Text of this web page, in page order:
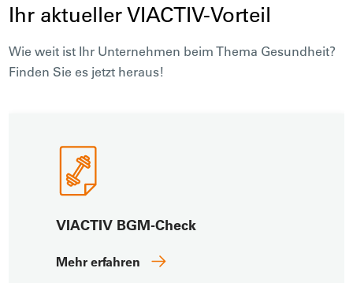
Ihr aktueller VIACTIV-Vorteil
Wie weit ist Ihr Unternehmen beim Thema Gesundheit?
Finden Sie es jetzt heraus!
VIACTIV BGM-Check
Mehr erfahren